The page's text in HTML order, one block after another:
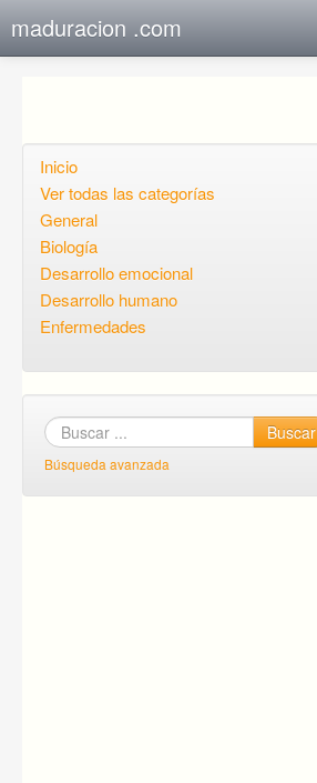
maduracion .com
Abrir Preguntas
Te quieres registrar?
Iniciar sesión
Inicio
Ver todas las categorías
General
Biología
Desarrollo emocional
Desarrollo humano
Enfermedades
Buscar
Búsqueda avanzada